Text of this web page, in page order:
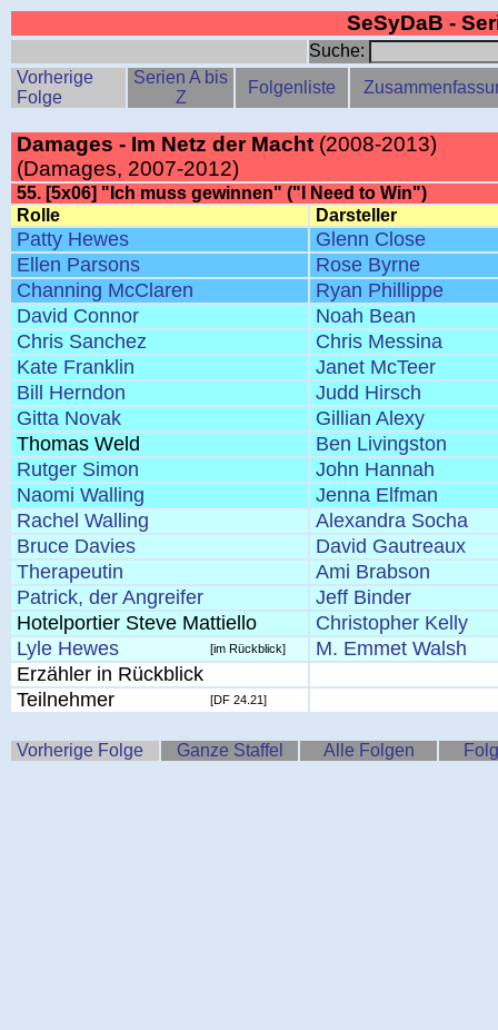
SeSyDaB -
Suche:
Vorherige
Folge
Serien A bis
Z
Folgenliste
Damages - Im Netz der Macht (2008-2013)
(Damages, 2007-2012)
55. [5x06] "Ich muss gewinnen" ("I Need to Win")
Rolle
Darsteller
Patty Hewes
Glenn Close
Ellen Parsons
Rose Byrne
Channing McClaren
Ryan Phillippe
David Connor
Noah Bean
Chris Sanchez
Chris Messina
Kate Franklin
Janet McTeer
Bill Herndon
Judd Hirsch
Gitta Novak
Gillian Alexy
Thomas Weld
Ben Livingston
Rutger Simon
John Hannah
Naomi Walling
Jenna Elfman
Rachel Walling
Alexandra Socha
Bruce Davies
David Gautreaux
Therapeutin
Ami Brabson
Patrick, der Angreifer
Jeff Binder
Hotelportier Steve Mattiello
Christopher Kelly
Lyle Hewes
[im Rückblick]
M. Emmet Walsh
Erzähler in Rückblick
Teilnehmer
[DF 24.21]
Vorherige Folge Ganze Staffel Alle Folgen